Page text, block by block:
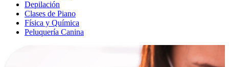
Depilación
Clases de Piano
Física y Química
Peluquería Canina